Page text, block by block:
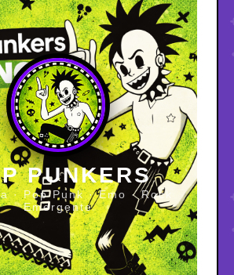
PUNKERS
· Pop Punk · Emo · Rock
Emergente